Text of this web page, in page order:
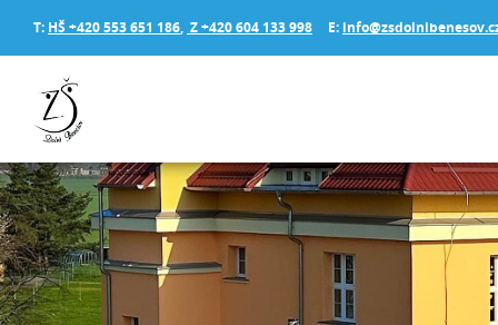
T: HŠ +420 553 651 186, Z +420 604 133 998 E: